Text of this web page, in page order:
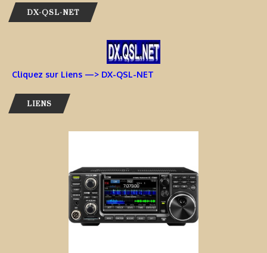
DX-QSL-NET
Cliquez sur Liens —> DX-QSL-NET
LIENS